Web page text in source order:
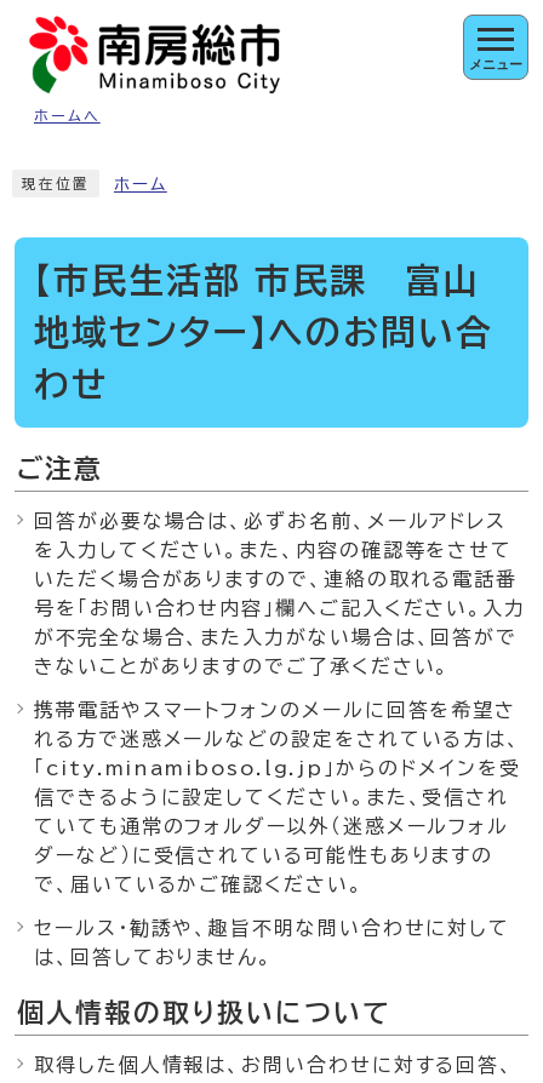
ページの先頭です
ホームへ
メニュー
現在位置 ホーム
【市民生活部 市民課 富山
地域センター】へのお問い合
わせ
ご注意
回答が必要な場合は、必ずお名前、メールアドレス
を入力してください。また、内容の確認等をさせて
いただく場合がありますので、連絡の取れる電話番
号を「お問い合わせ内容」欄へご記入ください。入力
が不完全な場合、また入力がない場合は、回答がで
きないことがありますのでご了承ください。
携帯電話やスマートフォンのメールに回答を希望さ
れる方で迷惑メールなどの設定をされている方は、
「city.minamiboso.lg.jp」からのドメインを受
信できるように設定してください。また、受信され
ていても通常のフォルダー以外（迷惑メールフォル
ダーなど）に受信されている可能性もありますの
で、届いているかご確認ください。
セールス・勧誘や、趣旨不明な問い合わせに対して
は、回答しておりません。
個人情報の取り扱いについて
取得した個人情報は、お問い合わせに対する回答、